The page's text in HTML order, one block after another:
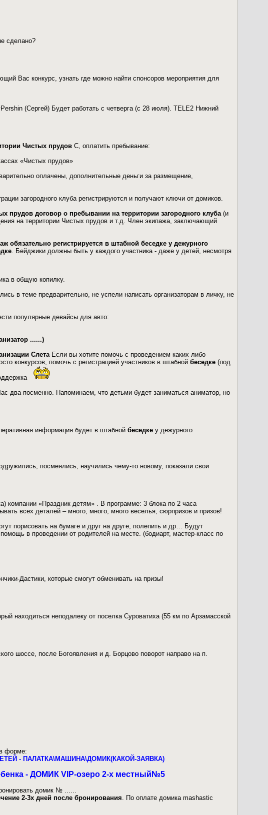
сделано?
Вас конкурс, узнать где можно найти спонсоров мероприятия для
(Сергей) Будет работать с четверга (с 28 июля). TELE2 Нижний
Чистых прудов С, оплатить пребывание:
«Чистых прудов»
оплачены, дополнительные деньги за размещение,
загородного клуба регистрируются и получают ключи от домиков.
договор о пребывании на территории загородного клуба(и
на территории Чистых прудов и т.д. Член экипажа, заключающий
обязательно регистрируется в штабной беседке у дежурного
. Бейджики должны быть у каждого участника - даже у детей, несмотря
в общую копилку.
в теме предварительно, не успели написать организаторам в личку, не
популярные девайсы для авто:
......)
СлетаЕсли вы хотите помочь с проведением каких либо
конкурсов, помочь с регистрацией участников в штабной беседке (под
два посменно. Напоминаем, что детьми будет заниматься аниматор, но
информация будет в штабной беседке у дежурного
посмеялись, научились чему-то новому, показали свои
компании «Праздник детям» . В программе: 3 блока по 2 часа
всех деталей – много, много, много веселья, сюрпризов и призов!
порисовать на бумаге и друг на друге, полепить и др… Будут
в проведении от родителей на месте. (бодиарт, мастер-класс по
Дастики, которые смогут обменивать на призы!
находиться неподалеку от поселка Суроватиха (55 км по Арзамасской
шоссе, после Богоявления и д. Борцово поворот направо на п.
форме:
- ПАЛАТКА\МАШИНА\ДОМИК(КАКОЙ-ЗАЯВКА)
- ДОМИК VIP-озеро 2-х местный№5
домик № ......
2-3х дней после бронирования. По оплате домика mashastic